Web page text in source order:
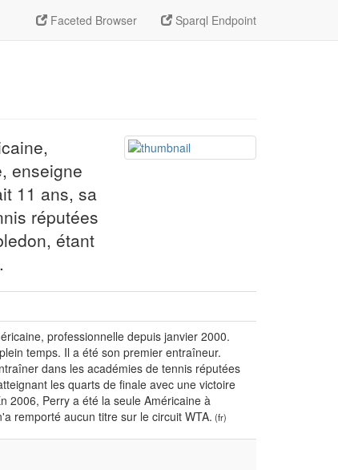
Faceted Browser Sparql Endpoint
enseigne
11 ans, sa
réputées
étant
professionnelle depuis janvier 2000.
temps. Il a été son premier entraîneur.
dans les académies de tennis réputées
les quarts de finale avec une victoire
2006, Perry a été la seule Américaine à
remporté aucun titre sur le circuit WTA. (fr)